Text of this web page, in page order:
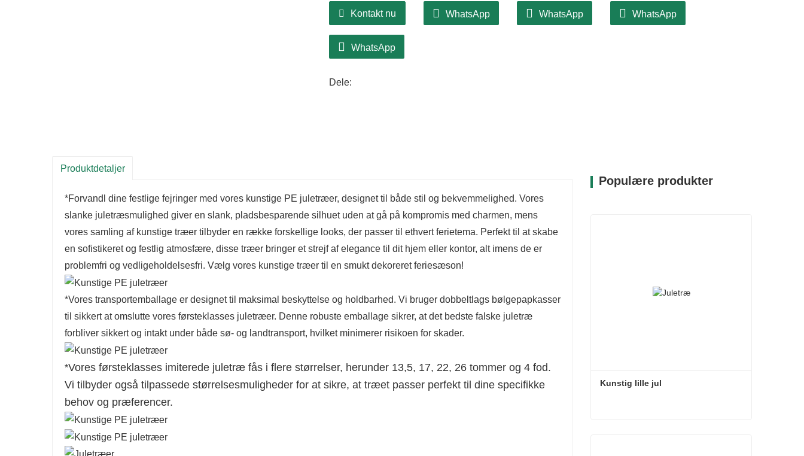
størrelsesmuligheder for at sikre, at træet passer perfekt til dine specifikke behov og
præferencer.
4. Tilpasset finish:
iseffekter, for at tilpasse træets udseende og komplementere dit ferietema.
5. Custom-Fit Design:
Kontakt nu WhatsApp WhatsApp WhatsApp
WhatsApp
Dele:
Produktdetaljer
*Forvandl dine festlige fejringer med vores kunstige PE juletræer, designet til både stil og bekvemmelighed. Vores
slanke juletræsmulighed giver en slank, pladsbesparende silhuet uden at gå på kompromis med charmen, mens
vores samling af kunstige træer tilbyder en række forskellige looks, der passer til ethvert ferietema. Perfekt til at skabe
en sofistikeret og festlig atmosfære, disse træer bringer et strejf af elegance til dit hjem eller kontor, alt imens de er
problemfri og vedligeholdelsesfri. Vælg vores kunstige træer til en smukt dekoreret feriesæson!
*Vores transportemballage er designet til maksimal beskyttelse og holdbarhed. Vi bruger dobbeltlags bølgepapkasser
til sikkert at omslutte vores førsteklasses juletræer. Denne robuste emballage sikrer, at det bedste falske juletræ
forbliver sikkert og intakt under både sø- og landtransport, hvilket minimerer risikoen for skader.
*Vores førsteklasses imiterede juletræ fås i flere størrelser, herunder 13,5, 17, 22, 26 tommer og 4 fod.
Vi tilbyder også tilpassede størrelsesmuligheder for at sikre, at træet passer perfekt til dine specifikke
behov og præferencer.
Populære produkter
Kunstig lille jul